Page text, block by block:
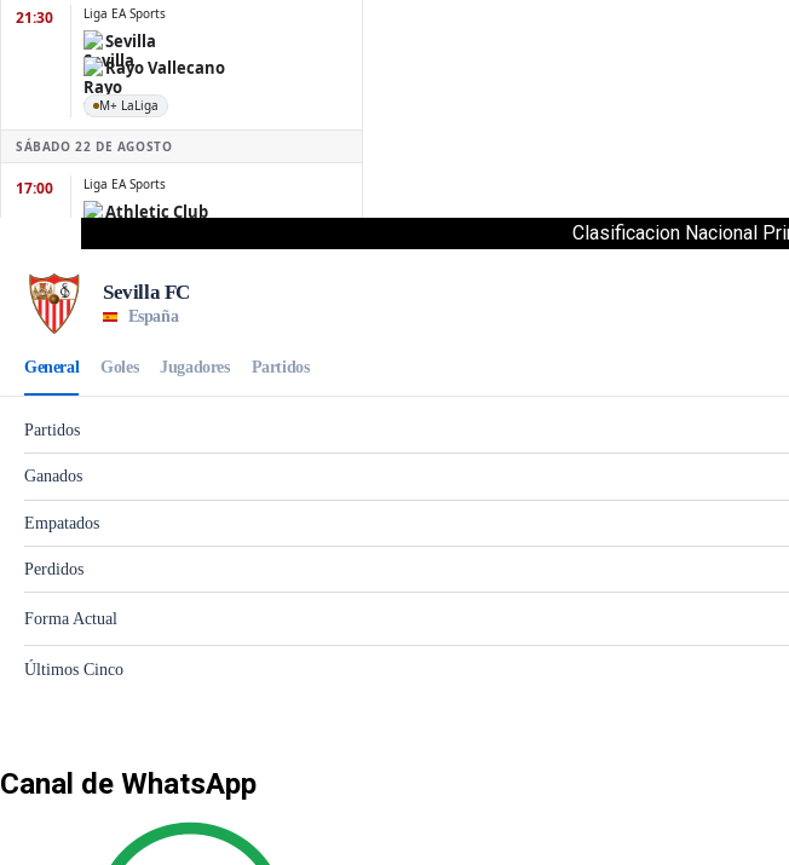
Clasificacion Nacional
Canal de WhatsApp